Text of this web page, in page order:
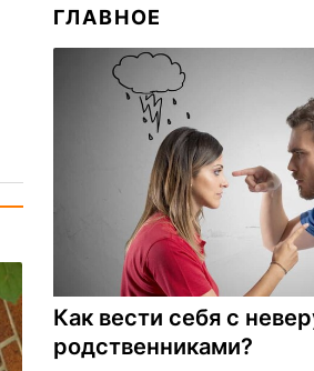
ГЛАВНОЕ
Как вести себя с
родственниками?